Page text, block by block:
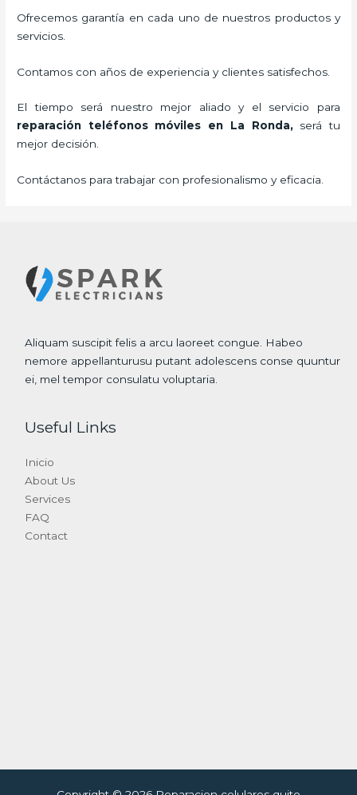
Ofrecemos garantía en cada uno de nuestros productos y
servicios.
Contamos con años de experiencia y clientes satisfechos.
El tiempo será nuestro mejor aliado y el servicio para
reparación teléfonos móviles en La Ronda, será tu
mejor decisión.
Contáctanos para trabajar con profesionalismo y eficacia.
Aliquam suscipit felis a arcu laoreet congue. Habeo
nemore appellanturusu putant adolescens conse quuntur
ei, mel tempor consulatu voluptaria.
Useful Links
Inicio
About Us
Services
FAQ
Contact